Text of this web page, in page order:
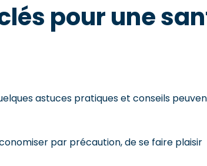
pour une
astuces pratiques et conseils
par précaution, de se faire plaisir